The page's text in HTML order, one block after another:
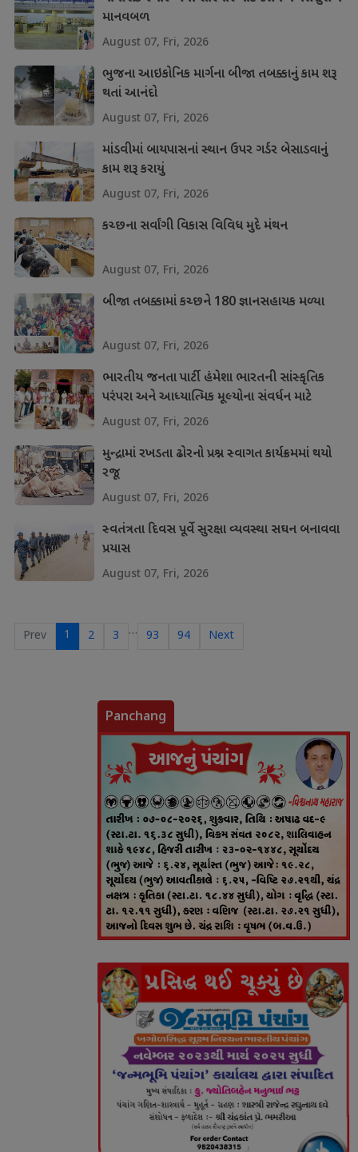
માનવબળ
August 07, Fri, 2026
ભુજના આઇકોનિક માર્ગના બીજા તબક્કાનું કામ શરૂ
થતાં આનંદો
August 07, Fri, 2026
માંડવીમાં બાયપાસનાં સ્થાન ઉપર ગર્ડર બેસાડવાનું
કામ શરૂ કરાયું
August 07, Fri, 2026
કચ્છના સર્વાંગી વિકાસ વિવિધ મુદે મંથન
August 07, Fri, 2026
બીજા તબક્કામાં કચ્છને 180 જ્ઞાનસહાયક મળ્યા
August 07, Fri, 2026
ભારતીય જનતા પાર્ટી હંમેશા ભારતની સાંસ્કૃતિક
પરંપરા અને આધ્યાત્મિક મૂલ્યોના સંવર્ધન માટે
પ્રતિબદ્ધ
August 07, Fri, 2026
મુન્દ્રામાં રખડતા ઢોરનો પ્રશ્ન સ્વાગત કાર્યક્રમમાં થયો
રજૂ
August 07, Fri, 2026
સ્વતંત્રતા દિવસ પૂર્વે સુરક્ષા વ્યવસ્થા સઘન બનાવવા
પ્રયાસ
August 07, Fri, 2026
Prev 1 2 3 … 93 94 Next
Panchang